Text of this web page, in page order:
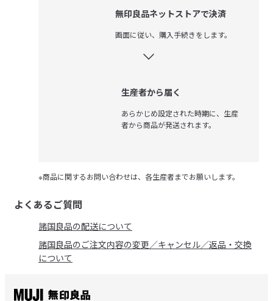
無印良品ネットストアで決済
画面に従い、購入手続きをします。
生産者から届く
あらかじめ設定された時期に、生産
者から商品が発送されます。
※商品に関するお問い合わせは、各生産者までお願いします。
よくあるご質問
諸国良品の配送について
諸国良品のご注文内容の変更／キャンセル／返品・交換
について